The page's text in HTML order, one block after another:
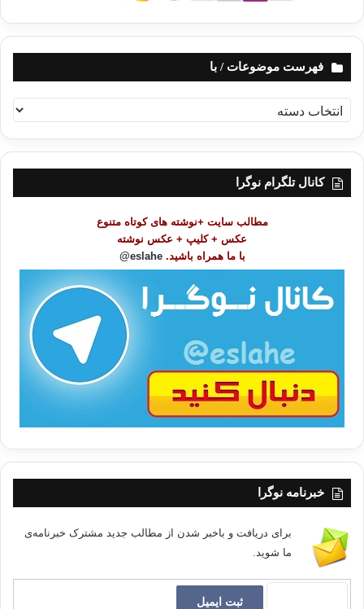
فهرست موضوعات / با
ه
ر
کانال تلگرام نوگرا
مطالب سایت +نوشته های کوتاه متنوع
عکس + کلیپ + عکس نوشته
با ما همراه باشید. eslahe@
خبرنامه نوگرا
برای دریافت و باخبر شدن از مطالب جدید مشترک خبرنامه‌ی
ما شوید.